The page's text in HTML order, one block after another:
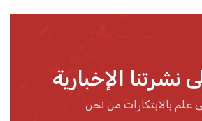
نشرتنا الإخبارية
علم بالابتكارات من نحن